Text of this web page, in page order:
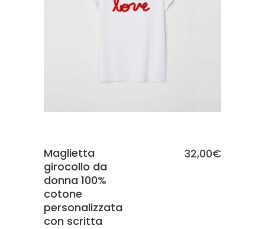
Maglietta
girocollo da
donna 100%
cotone
personalizzata
con scritta
32,00€